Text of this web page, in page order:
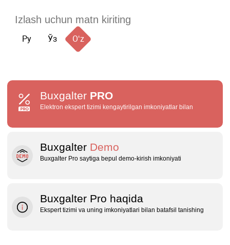
Ру Ўз Oʻz
Buxgalter PRO
Elektron ekspert tizimi kengaytirilgan imkoniyatlar bilan
Buxgalter Demo
Buxgalter Pro saytiga bepul demo‑kirish imkoniyati
Buxgalter Pro haqida
Ekspert tizimi va uning imkoniyatlari bilan batafsil tanishing